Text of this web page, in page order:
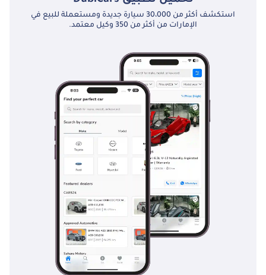
استكشف أكثر من 30،000 سيارة جديدة ومستعملة للبيع في
الإمارات من أكثر من 350 وكيل معتمد.